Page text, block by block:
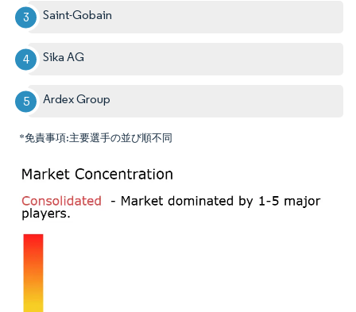
Saint-Gobain
Sika AG
Ardex Group
*免責事項:主要選手の並び順不同